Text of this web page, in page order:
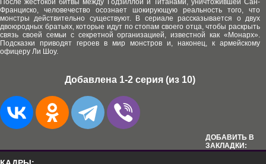
После жестокой битвы между Годзиллой и Титанами, уничтожившей Сан-
Франциско, человечество осознает шокирующую реальность того, что
монстры действительно существуют. В сериале рассказывается о двух
двоюродных братьях, которые идут по стопам своего отца, чтобы раскрыть
связь своей семьи с секретной организацией, известной как «Монарх».
Подсказки приводят героев в мир монстров и, наконец, к армейскому
офицеру Ли Шоу.
Добавлена 1-2 серия (из 10)
ДОБАВИТЬ В
ЗАКЛАДКИ: